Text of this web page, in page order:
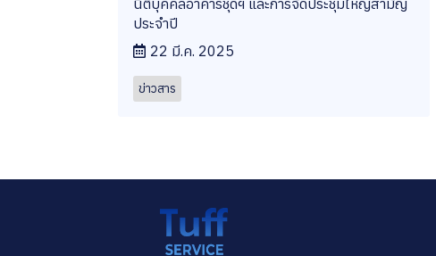
ประจำปี
22 มี.ค. 2025
ข่าวสาร